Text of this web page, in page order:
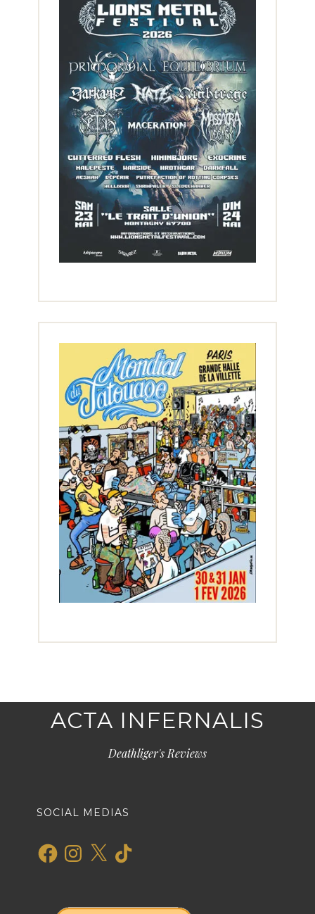
ACTA INFERNALIS
Deathliger's Reviews
SOCIAL MEDIAS
FacebookInstagram
X TikTok